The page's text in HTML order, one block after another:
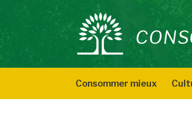
contenu
Consommer mieux